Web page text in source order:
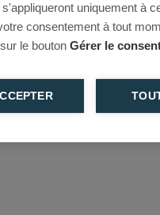
uniquement à
consentement à tout
le bouton Gérer le